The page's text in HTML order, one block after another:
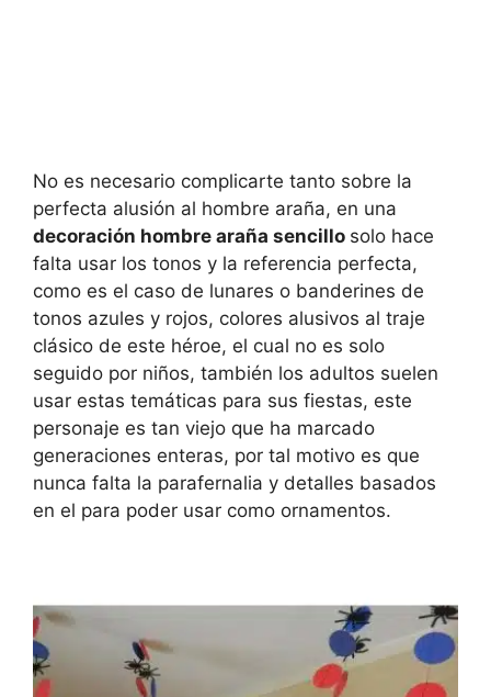
No es necesario complicarte tanto sobre la
perfecta alusión al hombre araña, en una
decoración hombre araña sencillo solo hace
falta usar los tonos y la referencia perfecta,
como es el caso de lunares o banderines de
tonos azules y rojos, colores alusivos al traje
clásico de este héroe, el cual no es solo
seguido por niños, también los adultos suelen
usar estas temáticas para sus fiestas, este
personaje es tan viejo que ha marcado
generaciones enteras, por tal motivo es que
nunca falta la parafernalia y detalles basados
en el para poder usar como ornamentos.